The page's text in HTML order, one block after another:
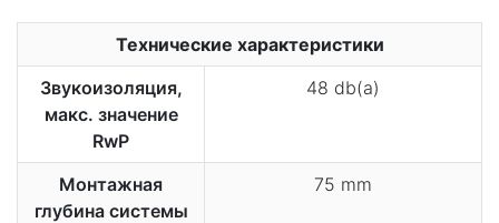
Технические характеристики
Звукоизоляция,
макс. значение
RwP
48 db(a)
Монтажная
глубина системы
75 mm